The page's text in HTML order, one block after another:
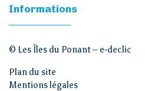
Informations
© Les Îles du Ponant – e-declic
Plan du site
Mentions légales